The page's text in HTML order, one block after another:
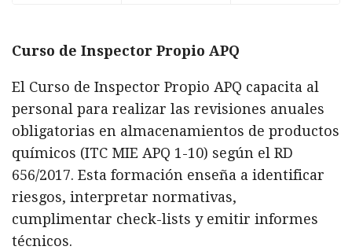
Curso de Inspector Propio APQ
El Curso de Inspector Propio APQ capacita al
personal para realizar las revisiones anuales
obligatorias en almacenamientos de productos
químicos (ITC MIE APQ 1-10) según el RD
656/2017. Esta formación enseña a identificar
riesgos, interpretar normativas,
cumplimentar check-lists y emitir informes
técnicos.